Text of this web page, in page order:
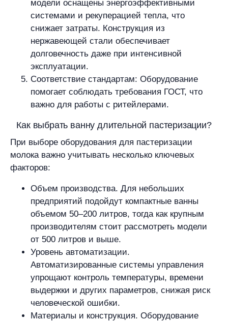
модели оснащены энергоэффективными
системами и рекуперацией тепла, что
снижает затраты. Конструкция из
нержавеющей стали обеспечивает
долговечность даже при интенсивной
эксплуатации.
Соответствие стандартам: Оборудование
помогает соблюдать требования ГОСТ, что
важно для работы с ритейлерами.
Как выбрать ванну длительной пастеризации?
При выборе оборудования для пастеризации
молока важно учитывать несколько ключевых
факторов:
Объем производства. Для небольших
предприятий подойдут компактные ванны
объемом 50–200 литров, тогда как крупным
производителям стоит рассмотреть модели
от 500 литров и выше.
Уровень автоматизации.
Автоматизированные системы управления
упрощают контроль температуры, времени
выдержки и других параметров, снижая риск
человеческой ошибки.
Материалы и конструкция. Оборудование